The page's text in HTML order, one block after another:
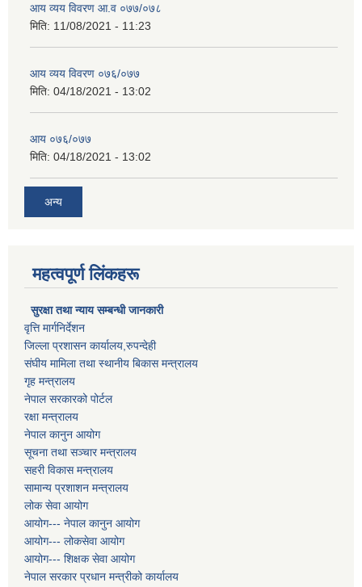
आय व्यय विवरण आ.व ०७७/०७८
मिति: 11/08/2021 - 11:23
आय व्यय विवरण ०७६/०७७
मिति: 04/18/2021 - 13:02
आय ०७६/०७७
मिति: 04/18/2021 - 13:02
अन्य
महत्वपूर्ण लिंकहरू
सुरक्षा तथा न्याय सम्बन्धी जानकारी
वृत्ति मार्गनिर्देशन
जिल्ला प्रशासन कार्यालय,रुपन्देही
संघीय मामिला तथा स्थानीय बिकास मन्त्रालय
गृह मन्त्रालय
नेपाल सरकारको पोर्टल
रक्षा मन्त्रालय
नेपाल कानुन आयोग
सूचना तथा सञ्चार मन्त्रालय
सहरी विकास मन्त्रालय
सामान्य प्रशाशन मन्त्रालय
लोक सेवा आयोग
आयोग--- नेपाल कानुन आयोग
आयोग--- लोकसेवा आयोग
आयोग--- शिक्षक सेवा आयोग
नेपाल सरकार प्रधान मन्त्रीको कार्यालय